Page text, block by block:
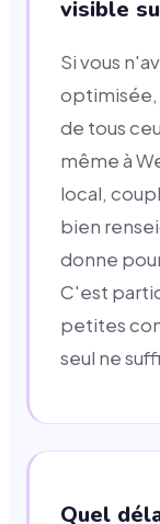
visible
Si vous
optimisée,
de tous
même à
local,
bien
donne
C'est
petites
seul ne
Quel